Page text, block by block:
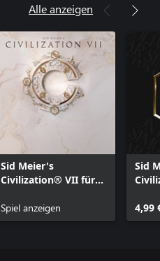
Alle anzeigen
Sid Meier's
Civilization® VII für
Spiel anzeigen
Sid
4,99